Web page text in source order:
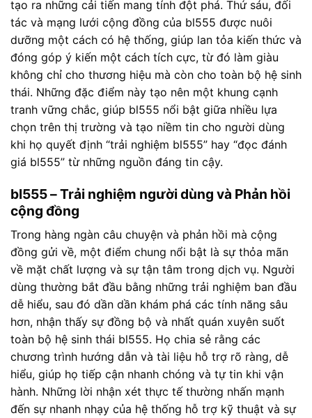
tạo ra những cải tiến mang tính đột phá. Thứ sáu, đối
tác và mạng lưới cộng đồng của bl555 được nuôi
dưỡng một cách có hệ thống, giúp lan tỏa kiến thức và
đóng góp ý kiến một cách tích cực, từ đó làm giàu
không chỉ cho thương hiệu mà còn cho toàn bộ hệ sinh
thái. Những đặc điểm này tạo nên một khung cạnh
tranh vững chắc, giúp bl555 nổi bật giữa nhiều lựa
chọn trên thị trường và tạo niềm tin cho người dùng
khi họ quyết định “trải nghiệm bl555” hay “đọc đánh
giá bl555” từ những nguồn đáng tin cậy.
bl555 – Trải nghiệm người dùng và Phản hồi
cộng đồng
Trong hàng ngàn câu chuyện và phản hồi mà cộng
đồng gửi về, một điểm chung nổi bật là sự thỏa mãn
về mặt chất lượng và sự tận tâm trong dịch vụ. Người
dùng thường bắt đầu bằng những trải nghiệm ban đầu
dễ hiểu, sau đó dần dần khám phá các tính năng sâu
hơn, nhận thấy sự đồng bộ và nhất quán xuyên suốt
toàn bộ hệ sinh thái bl555. Họ chia sẻ rằng các
chương trình hướng dẫn và tài liệu hỗ trợ rõ ràng, dễ
hiểu, giúp họ tiếp cận nhanh chóng và tự tin khi vận
hành. Những lời nhận xét thực tế thường nhấn mạnh
đến sự nhanh nhạy của hệ thống hỗ trợ kỹ thuật và sự